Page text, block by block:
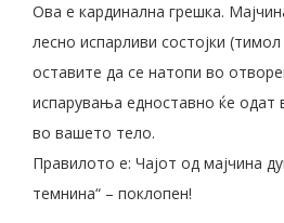
Ова е кардинална грешка.
лесно испарливи состојки
оставите да се натопи во
испарувања едноставно ќе одат
во вашето тело.
Правилото е: Чајот од мајчина
темнина“ – поклопен!